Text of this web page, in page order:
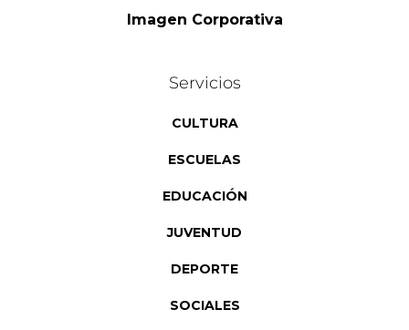
Imagen Corporativa
Servicios
CULTURA
ESCUELAS
EDUCACIÓN
JUVENTUD
DEPORTE
SOCIALES